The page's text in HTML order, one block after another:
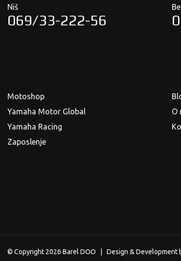
Niš
069/33-222-56
Motoshop
Yamaha Motor Global
Yamaha Racing
Zaposlenje
O
© Copyright 2026 Barel DOO | Design & Development